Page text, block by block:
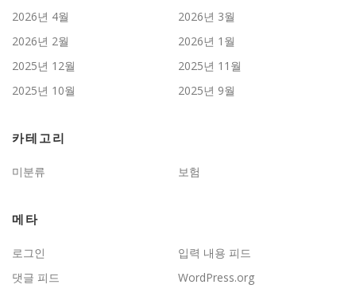
2026년 4월
2026년 3월
2026년 2월
2026년 1월
2025년 12월
2025년 11월
2025년 10월
2025년 9월
카테고리
미분류 보험
메타
로그인
입력 내용 피드
댓글 피드
WordPress.org